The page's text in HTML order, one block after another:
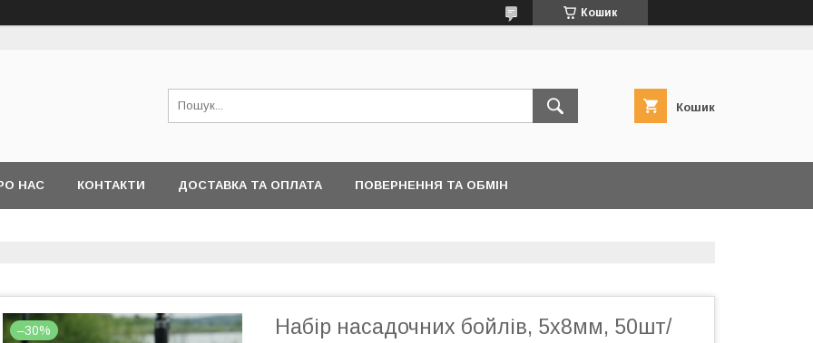
Кошик
Кошик
НАС КОНТАКТИ ДОСТАВКА ТА ОПЛАТА ПОВЕРНЕННЯ ТА ОБМІН
–30%
Набір насадочних бойлів, 5х8мм, 50шт/